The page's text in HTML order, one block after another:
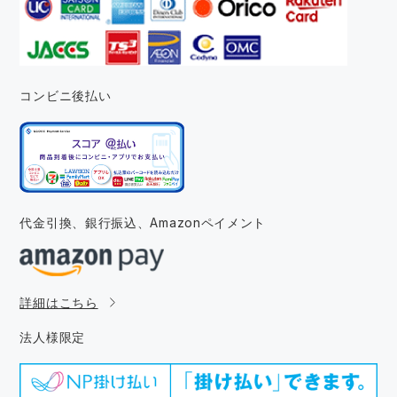
コンビニ後払い
代金引換、銀行振込、Amazonペイメント
詳細はこちら
法人様限定